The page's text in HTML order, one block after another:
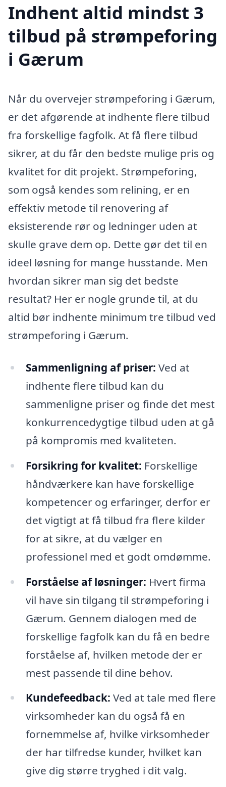
Indhent altid mindst 3
tilbud på strømpeforing
i Gærum
Når du overvejer strømpeforing i Gærum,
er det afgørende at indhente flere tilbud
fra forskellige fagfolk. At få flere tilbud
sikrer, at du får den bedste mulige pris og
kvalitet for dit projekt. Strømpeforing,
som også kendes som relining, er en
effektiv metode til renovering af
eksisterende rør og ledninger uden at
skulle grave dem op. Dette gør det til en
ideel løsning for mange husstande. Men
hvordan sikrer man sig det bedste
resultat? Her er nogle grunde til, at du
altid bør indhente minimum tre tilbud ved
strømpeforing i Gærum.
Sammenligning af priser: Ved at
indhente flere tilbud kan du
sammenligne priser og finde det mest
konkurrencedygtige tilbud uden at gå
på kompromis med kvaliteten.
Forsikring for kvalitet: Forskellige
håndværkere kan have forskellige
kompetencer og erfaringer, derfor er
det vigtigt at få tilbud fra flere kilder
for at sikre, at du vælger en
professionel med et godt omdømme.
Forståelse af løsninger: Hvert firma
vil have sin tilgang til strømpeforing i
Gærum. Gennem dialogen med de
forskellige fagfolk kan du få en bedre
forståelse af, hvilken metode der er
mest passende til dine behov.
Kundefeedback: Ved at tale med flere
virksomheder kan du også få en
fornemmelse af, hvilke virksomheder
der har tilfredse kunder, hvilket kan
give dig større tryghed i dit valg.